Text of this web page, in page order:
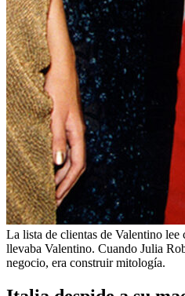
La lista de clientas de Valentino
llevaba Valentino. Cuando Julia
negocio, era construir mitología.